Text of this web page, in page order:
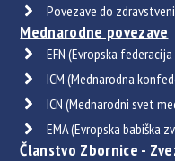
Povezave do
Mednarodne povezave
EFN (Evropska
ICM (Mednarodna
ICN (Mednarodni svet
EMA (Evropska babiška
Članstvo Zbornice -